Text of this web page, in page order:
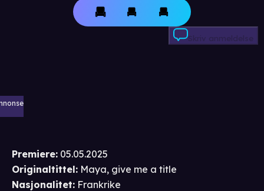
Skriv anmeldelse
Premiere: 05.05.2025
Originaltittel: Maya, give me a title
Nasjonalitet: Frankrike